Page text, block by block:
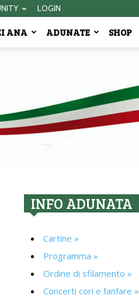
LOGIN
ANA ADUNATE SHOP
INFO ADUNATA
Cartine »
Programma »
Ordine di sfilamento »
Concerti cori e fanfare »